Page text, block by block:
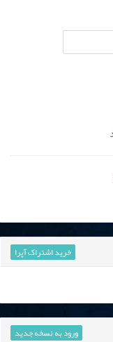
خرید اشتراک آپرا
ورود به نسخه جدید